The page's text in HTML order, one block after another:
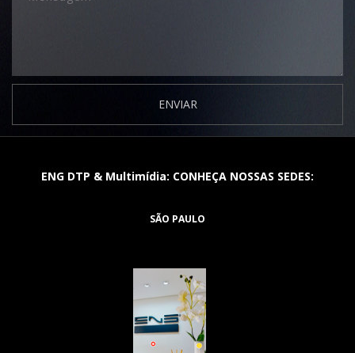
ENVIAR
ENG DTP & Multimídia: CONHEÇA NOSSAS SEDES:
SÃO PAULO